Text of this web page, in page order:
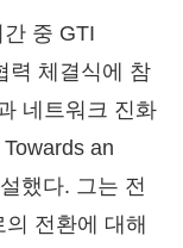
중 GTI
력 체결식에 참
네트워크 진화
an
했다. 그는 전
전환에 대해